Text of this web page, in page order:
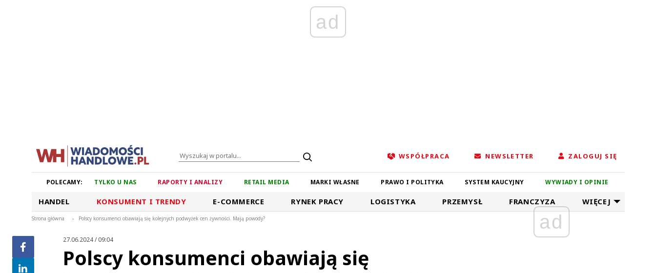
ad
WSPÓŁPRACA NEWSLETTER ZALOGUJ SIĘ
POLECAMY: TYLKO U NAS RAPORTY I ANALIZY RETAIL MEDIA MARKI WŁASNE PRAWO I POLITYKA SYSTEM KAUCYJNY WYWIADY I OPINIE
HANDEL KONSUMENT I TRENDY E-COMMERCE RYNEK PRACY LOGISTYKA PRZEMYSŁ FRANCZYZA WIĘCEJ
Strona główna > Polscy konsumenci obawiają się kolejnych podwyżek cen żywności. Mają powody?
27.06.2024 / 09:04
Polscy konsumenci obawiają się
ad